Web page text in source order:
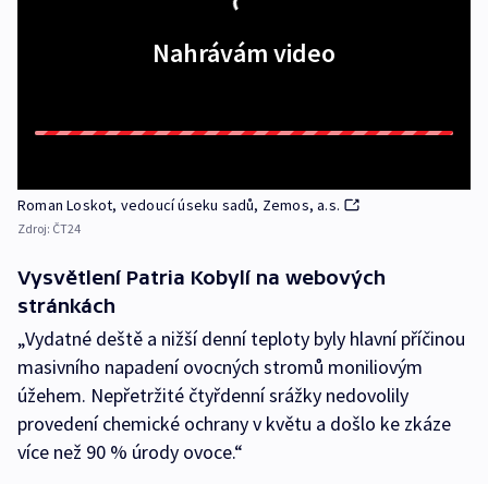
Nahrávám video
Roman Loskot, vedoucí úseku sadů, Zemos, a.s.
Zdroj: ČT24
Vysvětlení Patria Kobylí na webových
stránkách
„Vydatné deště a nižší denní teploty byly hlavní příčinou
masivního napadení ovocných stromů moniliovým
úžehem. Nepřetržité čtyřdenní srážky nedovolily
provedení chemické ochrany v květu a došlo ke zkáze
více než 90 % úrody ovoce.“